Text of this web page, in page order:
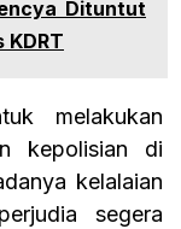
Dituntut
KDRT
melakukan
kepolisian di
kelalaian
segera